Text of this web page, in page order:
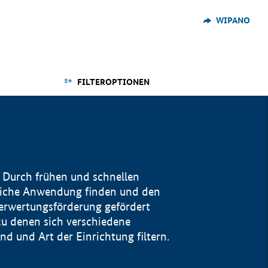
WIPANO
FILTEROPTIONEN
frühen und schnellen
Anwendung finden und den
gefördert
denen sich verschiedene
und Art der Einrichtung filtern.